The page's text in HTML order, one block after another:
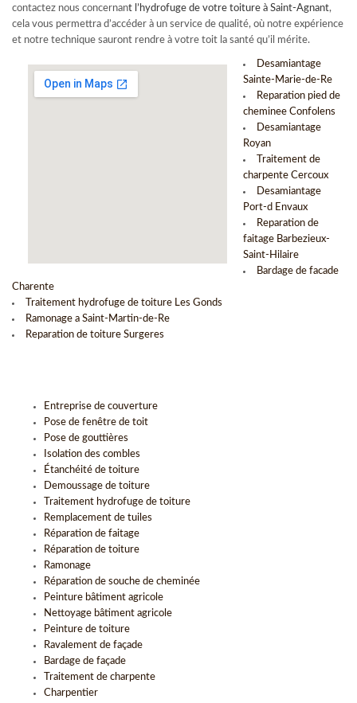
contactez nous concernant l’ hydrofuge de votre toiture à Saint-Agnant,
cela vous permettra d’accéder à un service de qualité, où notre expérience
et notre technique sauront rendre à votre toit la santé qu’il mérite.
Desamiantage
Sainte-Marie-de-Re
Reparation pied de
cheminee Confolens
Desamiantage
Royan
Traitement de
charpente Cercoux
Desamiantage
Port-d Envaux
Reparation de
faitage Barbezieux-
Saint-Hilaire
Bardage de facade
Charente
Traitement hydrofuge de toiture Les Gonds
Ramonage a Saint-Martin-de-Re
Reparation de toiture Surgeres
Entreprise de couverture
Pose de fenêtre de toit
Pose de gouttières
Isolation des combles
Étanchéité de toiture
Demoussage de toiture
Traitement hydrofuge de toiture
Remplacement de tuiles
Réparation de faitage
Réparation de toiture
Ramonage
Réparation de souche de cheminée
Peinture bâtiment agricole
Nettoyage bâtiment agricole
Peinture de toiture
Ravalement de façade
Bardage de façade
Traitement de charpente
Charpentier